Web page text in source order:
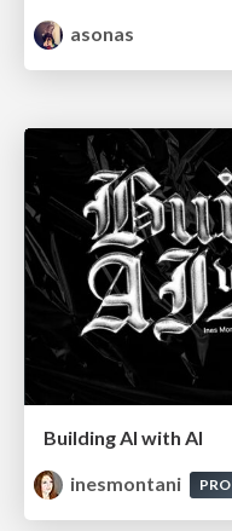
asonas
Building AI with AI
inesmontani
PRO